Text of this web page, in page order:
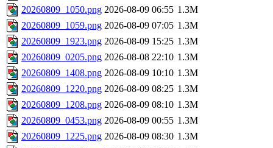
20260809_1050.png 2026-08-09 06:55 1.3M
20260809_1059.png 2026-08-09 07:05 1.3M
20260809_1923.png 2026-08-09 15:25 1.3M
20260809_0205.png 2026-08-08 22:10 1.3M
20260809_1408.png 2026-08-09 10:10 1.3M
20260809_1220.png 2026-08-09 08:25 1.3M
20260809_1208.png 2026-08-09 08:10 1.3M
20260809_0453.png 2026-08-09 00:55 1.3M
20260809_1225.png 2026-08-09 08:30 1.3M